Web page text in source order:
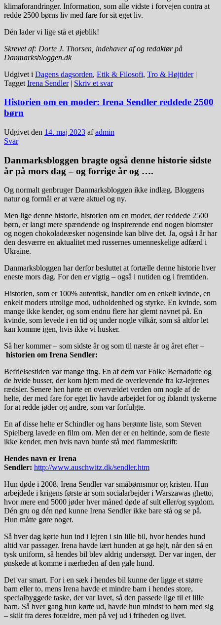
klimaforandringer. Information, som alle vidste i forvejen contra at
redde 2500 børns liv med fare for sit eget liv.
Dén lader vi lige stå et øjeblik!
Skrevet af: Dorte J. Thorsen, indehaver af og redaktør på
Danmarksbloggen.dk
Udgivet i Dagens dagsorden, Etik & Filosofi, Tro & Højtider |
Tagget Irena Sendler | Skriv et svar
Historien om en moder: Irena Sendler reddede 2500
børn
Udgivet den 14. maj 2023 afadmin
Svar
Danmarksbloggen bragte også denne historie sidste
år på mors dag – og forrige år og ….
Og normalt genbruger Danmarksbloggen ikke indlæg. Bloggens
natur og formål er at være aktuel og ny.
Men lige denne historie, historien om en moder, der reddede 2500
børn, er langt mere spændende og inspirerende end nogen blomster
og nogen chokoladeæsker nogensinde kan blive det. Ja, også i år har
den desværre en aktualitet med russernes umenneskelige adfærd i
Ukraine.
Danmarksbloggen har derfor besluttet at fortælle denne historie hver
eneste mors dag. For den er vigtig – også i nutiden og i fremtiden.
Historien, som er 100% autentisk, handler om en enkelt kvinde, en
enkelt moders utrolige mod, udholdenhed og styrke. En kvinde, som
mange ikke kender, og som endnu flere har glemt navnet på. En
kvinde, som levede i en tid og under nogle vilkår, som så altfor let
kan komme igen, hvis ikke vi husker.
Så her kommer – som sidste år og som til næste år og året efter –
historien om Irena Sendler:
Befrielsestiden var mange ting. En af dem var Folke Bernadotte og
de hvide busser, der kom hjem med de overlevende fra kz-lejrenes
rædsler. Senere hen hørte en overvældet verden om nogle af de
helte, der med fare for eget liv havde arbejdet for og iblandt tyskerne
for at redde jøder og andre, som var forfulgte.
En af disse helte er Schindler og hans berømte liste, som Steven
Spielberg lavede en film om. Men der er en heltinde, som de fleste
ikke kender, men hvis navn burde stå med flammeskrift:
Hendes navn er Irena
Sendler: http://www.auschwitz.dk/sendler.htm
Hun døde i 2008. Irena Sendler var småbørnsmor og kristen. Hun
arbejdede i krigens første år som socialarbejder i Warszawas ghetto,
hvor mere end 5000 jøder hver måned døde af sult eller/og sygdom.
Dén gru og dén nød kunne Irena Sendler ikke bare stå og se på.
Hun måtte gøre noget.
Så hver dag kørte hun ind i lejren i sin lille bil, hvor hendes hund
altid var passager. Irena havde lært hunden at gø højt, når den så en
tysk uniform, så hendes bil blev aldrig undersøgt. Der var ingen, der
ønskede at komme i nærheden af den gale hund.
Det var smart. For i en sæk i hendes bil kunne der ligge et større
barn eller to, mens Irena havde et mindre barn i hendes store,
specialbyggede taske, der var lavet, så den passede lige til et lille
barn. Så hver gang hun kørte ud, havde hun mindst to børn med sig
– skilt fra deres forældre, men på vej ud i friheden og livet.